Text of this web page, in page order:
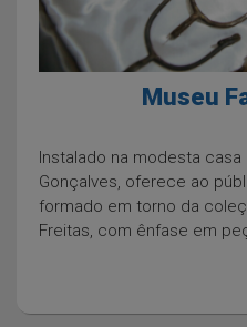
Museu
Instalado na modesta
Gonçalves, oferece ao
formado em torno da
Freitas, com ênfase em